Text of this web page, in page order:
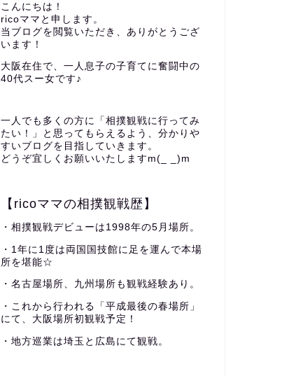
こんにちは！
ricoママと申します。
当ブログを閲覧いただき、ありがとうござ
います！
大阪在住で、一人息子の子育てに奮闘中の
40代スー女です♪
一人でも多くの方に「相撲観戦に行ってみ
たい！」と思ってもらえるよう、分かりや
すいブログを目指していきます。
どうぞ宜しくお願いいたしますm(_ _)m
【ricoママの相撲観戦歴】
・相撲観戦デビューは1998年の5月場所。
・1年に1度は両国国技館に足を運んで本場
所を堪能☆
・名古屋場所、九州場所も観戦経験あり。
・これから行われる「平成最後の春場所」
にて、大阪場所初観戦予定！
・地方巡業は埼玉と広島にて観戦。